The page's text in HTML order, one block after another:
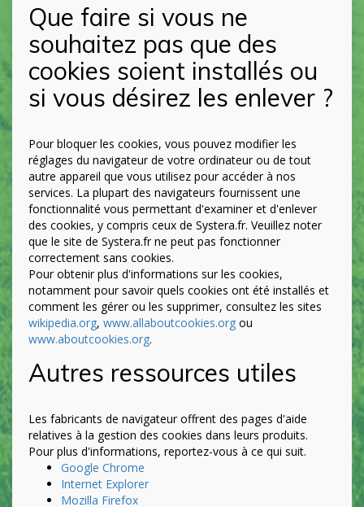
Que faire si vous ne
souhaitez pas que des
cookies soient installés ou
si vous désirez les enlever ?
Pour bloquer les cookies, vous pouvez modifier les
réglages du navigateur de votre ordinateur ou de tout
autre appareil que vous utilisez pour accéder à nos
services. La plupart des navigateurs fournissent une
fonctionnalité vous permettant d'examiner et d'enlever
des cookies, y compris ceux de Systera.fr. Veuillez noter
que le site de Systera.fr ne peut pas fonctionner
correctement sans cookies.
Pour obtenir plus d'informations sur les cookies,
notamment pour savoir quels cookies ont été installés et
comment les gérer ou les supprimer, consultez les sites
wikipedia.org, www.allaboutcookies.org ou
www.aboutcookies.org.
Autres ressources utiles
Les fabricants de navigateur offrent des pages d'aide
relatives à la gestion des cookies dans leurs produits.
Pour plus d'informations, reportez-vous à ce qui suit.
Google Chrome
Internet Explorer
Mozilla Firefox